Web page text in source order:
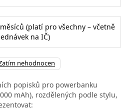
(platí pro všechny – včetně
na IČ)
nehodnocen
popisků pro powerbanku
mAh), rozdělených podle stylu,